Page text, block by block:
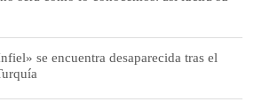
se encuentra desaparecida tras el